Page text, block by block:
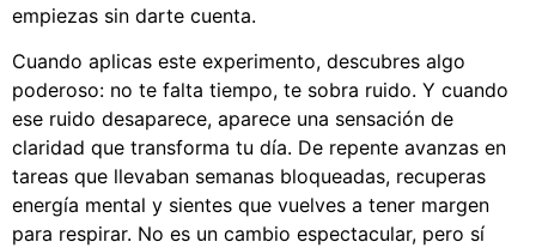
empiezas sin darte cuenta.
Cuando aplicas este experimento, descubres algo
poderoso: no te falta tiempo, te sobra ruido. Y cuando
ese ruido desaparece, aparece una sensación de
claridad que transforma tu día. De repente avanzas en
tareas que llevaban semanas bloqueadas, recuperas
energía mental y sientes que vuelves a tener margen
para respirar. No es un cambio espectacular, pero sí